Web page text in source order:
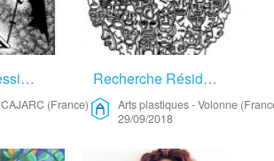
Couple De Dessinateurs – Arts Visuels
CAJARC (France)
Recherche Résidence – Arts Plastiques
Arts plastiques-Volonne
29/09/2018